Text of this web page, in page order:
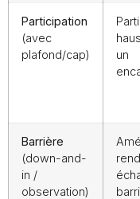
Participation
(avec
plafond/cap)
un
Barrière
(down-and-
in /
observation)